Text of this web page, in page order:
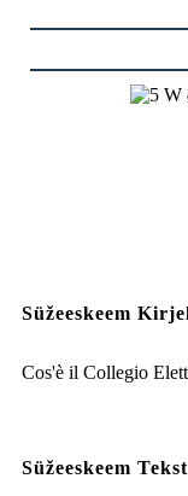
Süžeeskeem
Cos'è il Collegio
Süžeeskeem Tekst